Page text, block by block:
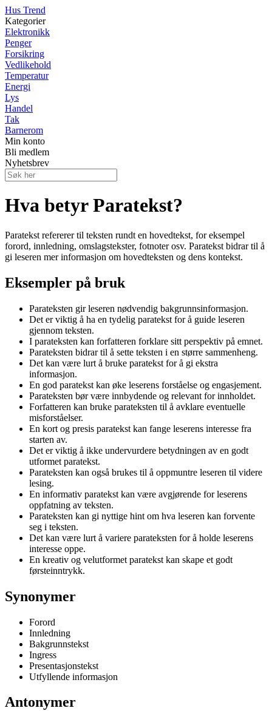
Hus Trend
Kategorier
Elektronikk
Penger
Forsikring
Vedlikehold
Temperatur
Energi
Lys
Handel
Tak
Barnerom
Min konto
Bli medlem
Nyhetsbrev
Hva betyr Paratekst?
Paratekst refererer til teksten rundt en hovedtekst, for eksempel
forord, innledning, omslagstekster, fotnoter osv. Paratekst bidrar til å
gi leseren mer informasjon om hovedteksten og dens kontekst.
Eksempler på bruk
Parateksten gir leseren nødvendig bakgrunnsinformasjon.
Det er viktig å ha en tydelig paratekst for å guide leseren
gjennom teksten.
I parateksten kan forfatteren forklare sitt perspektiv på emnet.
Parateksten bidrar til å sette teksten i en større sammenheng.
Det kan være lurt å bruke paratekst for å gi ekstra
informasjon.
En god paratekst kan øke leserens forståelse og engasjement.
Parateksten bør være innbydende og relevant for innholdet.
Forfatteren kan bruke parateksten til å avklare eventuelle
misforståelser.
En kort og presis paratekst kan fange leserens interesse fra
starten av.
Det er viktig å ikke undervurdere betydningen av en godt
utformet paratekst.
Parateksten kan også brukes til å oppmuntre leseren til videre
lesing.
En informativ paratekst kan være avgjørende for leserens
oppfatning av teksten.
Parateksten kan gi nyttige hint om hva leseren kan forvente
seg i teksten.
Det kan være lurt å variere parateksten for å holde leserens
interesse oppe.
En kreativ og velutformet paratekst kan skape et godt
førsteinntrykk.
Synonymer
Forord
Innledning
Bakgrunnstekst
Ingress
Presentasjonstekst
Utfyllende informasjon
Antonymer